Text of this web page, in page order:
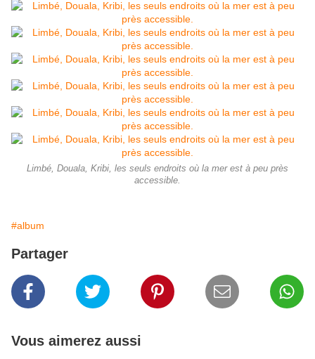
Limbé, Douala, Kribi, les seuls endroits où la mer est à peu près
accessible.
#album
Partager
Vous aimerez aussi